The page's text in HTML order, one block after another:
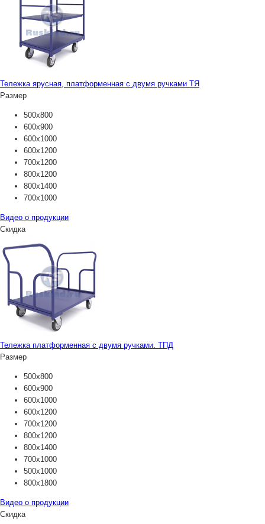
Тележка ярусная, платформенная с двумя ручками ТЯ
Размер
500х800
600х900
600х1000
600х1200
700х1200
800х1200
800х1400
700х1000
Видео о продукции
Скидка
Тележка платформенная с двумя ручками. ТПД
Размер
500х800
600х900
600х1000
600х1200
700х1200
800х1200
800х1400
700х1000
500х1000
800х1800
Видео о продукции
Скидка